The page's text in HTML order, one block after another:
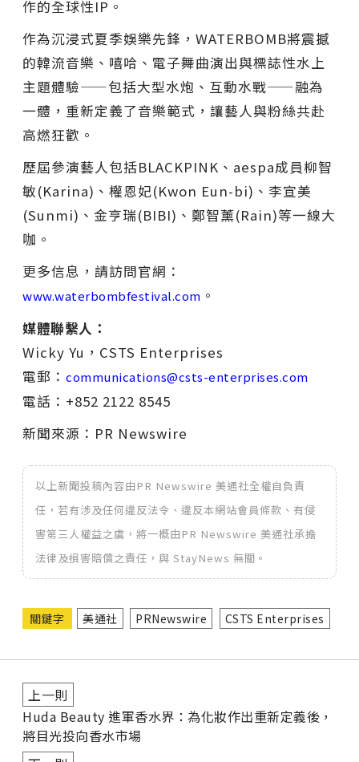
作的全球性IP。
作為沉浸式夏季娛樂先鋒，WATERBOMB將震撼
的韓流音樂、嘻哈、電子舞曲演出與標誌性水上
主題體驗——包括大型水炮、互動水戰——融為
一體，重新定義了音樂範式，讓藝人與粉絲共赴
高燃狂歡。
歷屆參演藝人包括BLACKPINK、aespa成員柳智
敏(Karina)、權恩妃(Kwon Eun-bi)、李宣美
(Sunmi)、金亨瑞(BIBI)、鄭智薰(Rain)等一線大
咖。
更多信息，請訪問官網：
www.waterbombfestival.com 。
媒體聯繫人：
Wicky Yu，CSTS Enterprises
電郵： communications@csts-enterprises.com
電話：+852 2122 8545
新聞來源：PR Newswire
以上新聞投稿內容由PR Newswire 美通社全權自負責
任，若有涉及任何違反法令、違反本網站會員條款、有侵
害第三人權益之虞，將一概由PR Newswire 美通社承擔
法律及損害賠償之責任，與 StayNews 無關。
關鍵字 美通社 PRNewswire CSTS Enterprises
上一則
Huda Beauty 進軍香水界：為化妝作出重新定義後，
將目光投向香水市場